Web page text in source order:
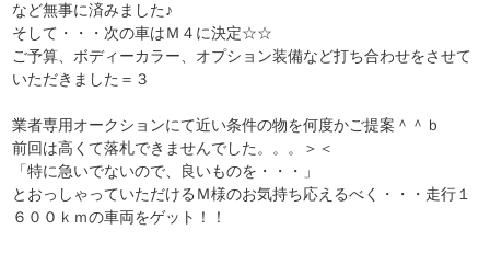
など無事に済みました♪
そして・・・次の車はＭ４に決定☆☆
ご予算、ボディーカラー、オプション装備など打ち合わせをさせて
いただきました＝３
業者専用オークションにて近い条件の物を何度かご提案＾＾ｂ
前回は高くて落札できませんでした。。。＞＜
「特に急いでないので、良いものを・・・」
とおっしゃっていただけるＭ様のお気持ち応えるべく・・・走行１
６００ｋｍの車両をゲット！！